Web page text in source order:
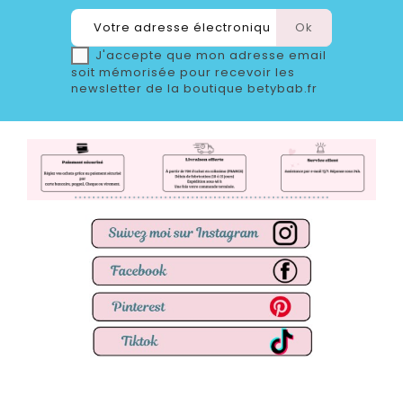
J'accepte que mon adresse email
soit mémorisée pour recevoir les
newsletter de la boutique betybab.fr